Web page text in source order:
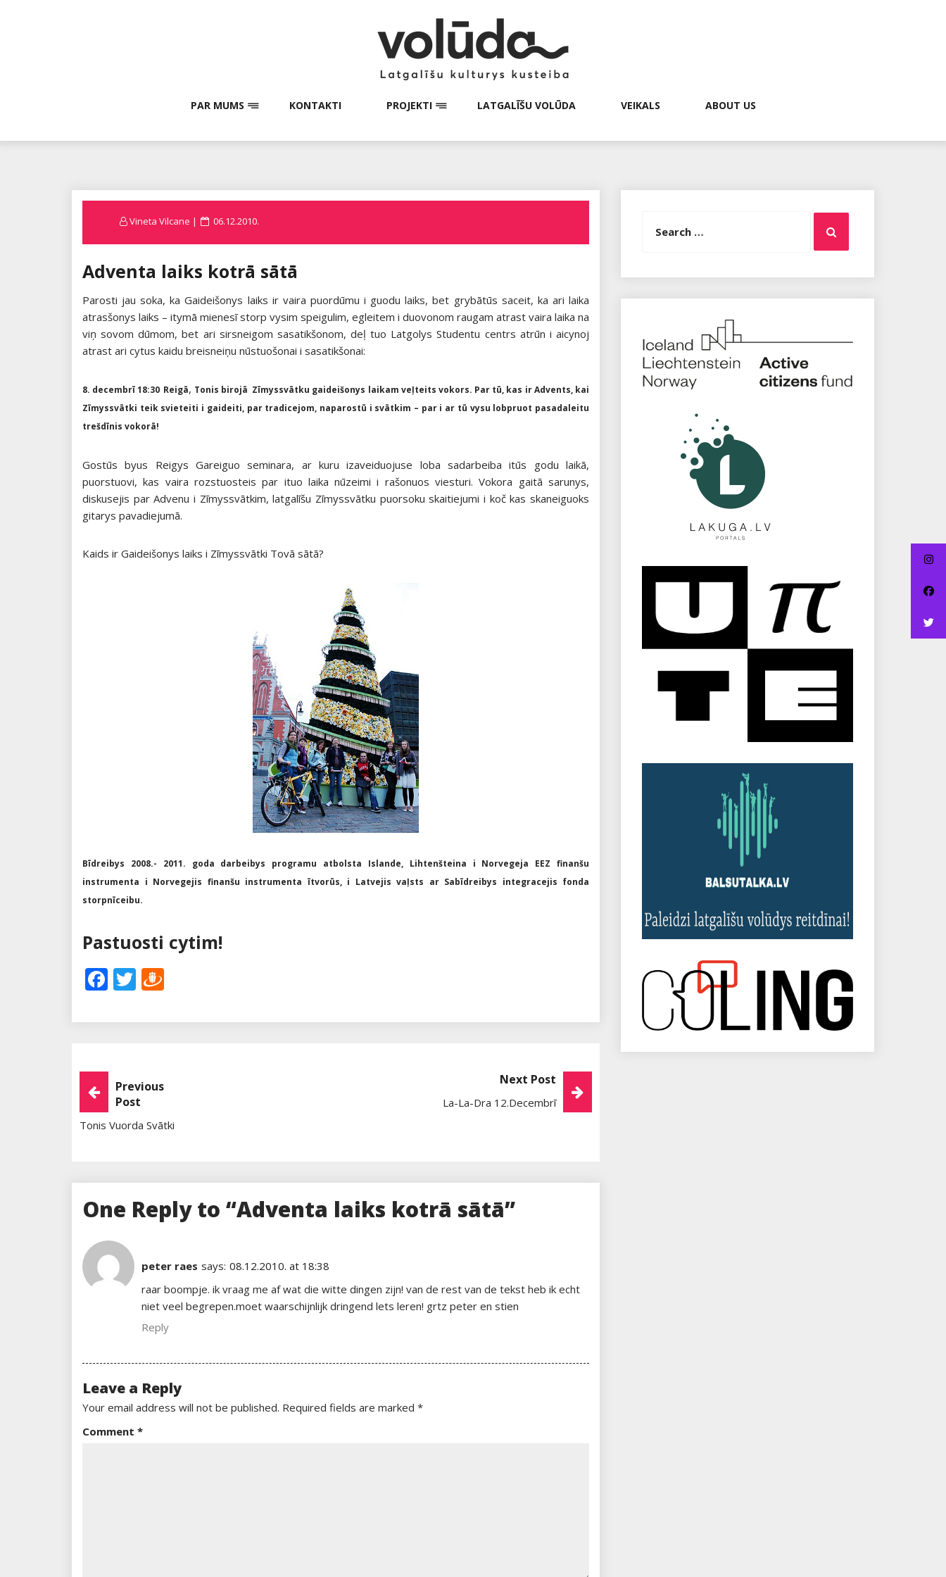
PAR MUMS KONTAKTI PROJEKTI LATGALĪŠU VOLŪDA VEIKALS ABOUT US
Vineta Vilcane
Posted
06.12.2010.
Adventa laiks kotrā sātā
Parosti jau soka, ka Gaideišonys laiks ir vaira puordūmu i guodu laiks, bet grybātūs saceit, ka ari laika
atrasšonys laiks – itymā mienesī storp vysim speigulim, egleitem i duovonom raugam atrast vaira laika na
viņ sovom dūmom, bet ari sirsneigom sasatikšonom, deļ tuo Latgolys Studentu centrs atrūn i aicynoj
atrast ari cytus kaidu breisneiņu nūstuošonai i sasatikšonai:
8. decembrī 18:30 Reigā, Tonis birojā Zīmyssvātku gaideišonys laikam veļteits vokors. Par tū, kas ir Advents, kai
Zīmyssvātki teik svieteiti i gaideiti, par tradicejom, naparostū i svātkim – par i ar tū vysu lobpruot pasadaleitu
trešdīnis vokorā!
Gostūs byus Reigys Gareiguo seminara, ar kuru izaveiduojuse loba sadarbeiba itūs godu laikā,
puorstuovi, kas vaira rozstuosteis par ituo laika nūzeimi i rašonuos viesturi. Vokora gaitā sarunys,
diskusejis par Advenu i Zīmyssvātkim, latgalīšu Zīmyssvātku puorsoku skaitiejumi i koč kas skaneiguoks
gitarys pavadiejumā.
Kaids ir Gaideišonys laiks i Zīmyssvātki Tovā sātā?
Bīdreibys 2008.- 2011. goda darbeibys programu atbolsta Islande, Lihtenšteina i Norvegeja EEZ finanšu
instrumenta i Norvegejis finanšu instrumenta ītvorūs, i Latvejis vaļsts ar Sabīdreibys integracejis fonda
storpnīceibu.
Pastuosti cytim!
Facebook
Twitter
Post
Navigation
Previous
Post
Tonis Vuorda Svātki
Next Post
La-La-Dra 12.decembrī
One Reply to “Adventa laiks kotrā sātā”
peter raes says: 08.12.2010. at 18:38
raar boompje. ik vraag me af wat die witte dingen zijn! van de rest van de tekst heb ik echt
niet veel begrepen.moet waarschijnlijk dringend lets leren! grtz peter en stien
Reply
Leave a Reply
Your email address will not be published. Required fields are marked *
Comment *
for:
Search